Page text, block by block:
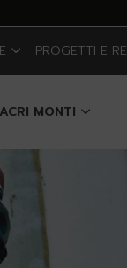
PROGETTI E
MONTI